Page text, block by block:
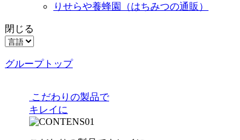
りせらや養蜂園
（はちみつの通販）
閉じる
グループトップ
こだわりの製品で
キレイに